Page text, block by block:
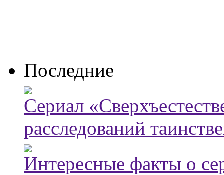
Последние
Сериал
расследований
Интересные факты о